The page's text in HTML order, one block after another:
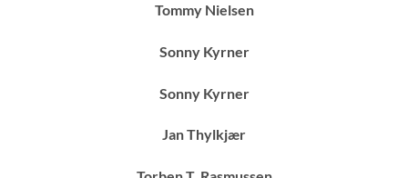
Tommy Nielsen
Sonny Kyrner
Sonny Kyrner
Jan Thylkjær